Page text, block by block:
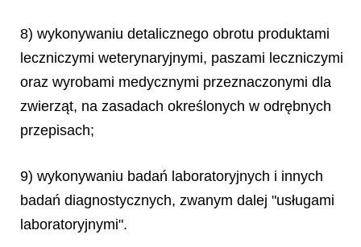
8) wykonywaniu detalicznego obrotu produktami
leczniczymi weterynaryjnymi, paszami leczniczymi
oraz wyrobami medycznymi przeznaczonymi dla
zwierząt, na zasadach określonych w odrębnych
przepisach;
9) wykonywaniu badań laboratoryjnych i innych
badań diagnostycznych, zwanym dalej "usługami
laboratoryjnymi".